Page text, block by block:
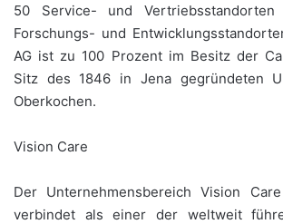
50 Service- und
Forschungs- und
AG ist zu 100 Prozent im Besitz der
Sitz des 1846 in Jena gegründeten
Oberkochen.
Vision Care
Der Unternehmensbereich Vision
verbindet als einer der weltweit